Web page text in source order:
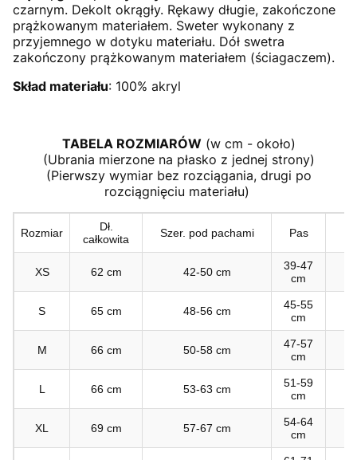
czarnym. Dekolt okrągły. Rękawy długie, zakończone
prążkowanym materiałem. Sweter wykonany z
przyjemnego w dotyku materiału. Dół swetra
zakończony prążkowanym materiałem (ściagaczem).
Skład materiału: 100% akryl
TABELA ROZMIARÓW(w cm - około)
(Ubrania mierzone na płasko z jednej strony)
(Pierwszy wymiar bez rozciągania, drugi po
rozciągnięciu materiału)
Rozmiar
Dł.
całkowita
Szer. pod pachami Pas
XS 62 cm 42-50 cm
39-47
cm
S 65 cm 48-56 cm
45-55
cm
M 66 cm 50-58 cm
47-57
cm
L 66 cm 53-63 cm
51-59
cm
XL 69 cm 57-67 cm
54-64
cm